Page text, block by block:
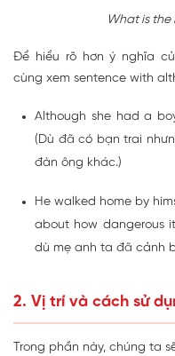
What is
Để hiểu rõ hơn ý nghĩa
cùng xem sentence with
Although she had a
(Dù đã có bạn trai
đàn ông khác.)
He walked home by
about how dangerous
dù mẹ anh ta đã cảnh
2. Vị trí và cách sử
Trong phần này, chúng ta